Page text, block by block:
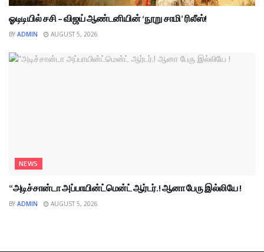
ஓடிடியில் சசி – விஜய் ஆண்டனியின் ‘நூறு சாமி’ ரிலீஸ்!
BY ADMIN AUGUST 5, 2026
NEWS
“அடிச்சான்டா அப்பாயின்ட்மென்ட் ஆர்டர்.! ஆனா பேரு இல்லியே !
BY ADMIN AUGUST 5, 2026